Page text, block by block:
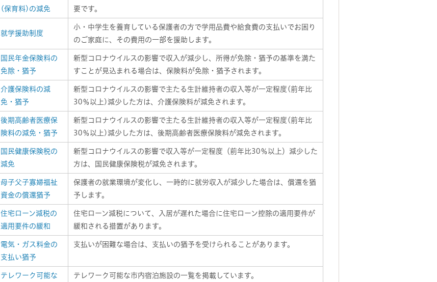
(保育料)の減免
要です。
就学援助制度
小・中学生を養育している保護者の方で学用品費や給食費の支払いでお困り
のご家庭に、その費用の一部を援助します。
国民年金保険料の
免除・猶予
新型コロナウイルスの影響で収入が減少し、所得が免除・猶予の基準を満た
すことが見込まれる場合は、保険料が免除・猶予されます。
介護保険料の減
免・猶予
新型コロナウイルスの影響で主たる生計維持者の収入等が一定程度(前年比
30％以上)減少した方は、介護保険料が減免されます。
後期高齢者医療保
険料の減免・猶予
新型コロナウイルスの影響で主たる生計維持者の収入等が一定程度(前年比
30％以上)減少した方は、後期高齢者医療保険料が減免されます。
国民健康保険税の
減免
新型コロナウイルスの影響で収入等が一定程度（前年比30％以上）減少した
方は、国民健康保険税が減免されます。
母子父子寡婦福祉
資金の償還猶予
保護者の就業環境が変化し、一時的に就労収入が減少した場合は、償還を猶
予します。
住宅ローン減税の
適用要件の緩和
住宅ローン減税について、入居が遅れた場合に住宅ローン控除の適用要件が
緩和される措置があります。
電気・ガス料金の
支払い猶予
支払いが困難な場合は、支払いの猶予を受けられることがあります。
テレワーク可能な
テレワーク可能な市内宿泊施設の一覧を掲載しています。